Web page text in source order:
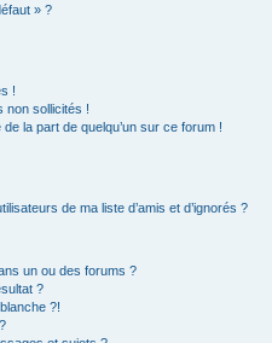
» ?
!
non sollicités !
la part de quelqu’un sur ce forum !
de ma liste d’amis et d’ignorés ?
un ou des forums ?
?
?!